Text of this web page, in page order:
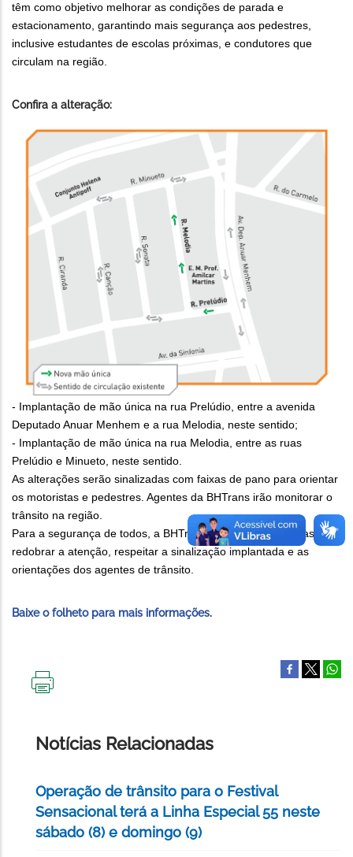
têm como objetivo melhorar as condições de parada e
estacionamento, garantindo mais segurança aos pedestres,
inclusive estudantes de escolas próximas, e condutores que
circulam na região.
Confira a alteração:
- Implantação de mão única na rua Prelúdio, entre a avenida
Deputado Anuar Menhem e a rua Melodia, neste sentido;
- Implantação de mão única na rua Melodia, entre as ruas
Prelúdio e Minueto, neste sentido.
As alterações serão sinalizadas com faixas de pano para orientar
os motoristas e pedestres. Agentes da BHTrans irão monitorar o
trânsito na região.
Para a segurança de todos, a BHTrans orienta os motoristas a
redobrar a atenção, respeitar a sinalização implantada e as
orientações dos agentes de trânsito.
Baixe o folheto para mais informações.
Notícias Relacionadas
Operação de trânsito para o Festival
Sensacional terá a Linha Especial 55 neste
sábado (8) e domingo (9)